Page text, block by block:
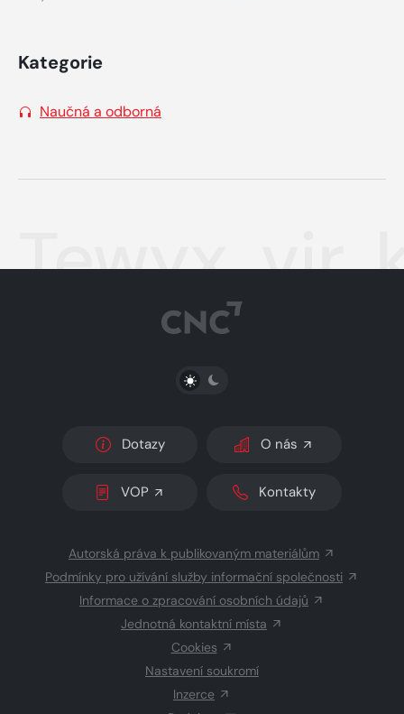
Kategorie
Naučná a odborná
Tewyx, vir,
PŘEPNOUT SVĚTLÝ/TMAVÝ REŽIM
Dotazy O nás
VOP Kontakty
Autorská práva k publikovaným materiálům
Podmínky pro užívání služby informační společnosti
Informace o zpracování osobních údajů
Jednotná kontaktní místa
Cookies
Nastavení soukromí
Inzerce